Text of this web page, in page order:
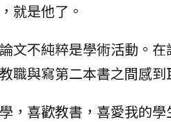
就是他了。
文不純粹是學術活動。
職與寫第二本書之間感
學，喜歡教書，喜愛我的